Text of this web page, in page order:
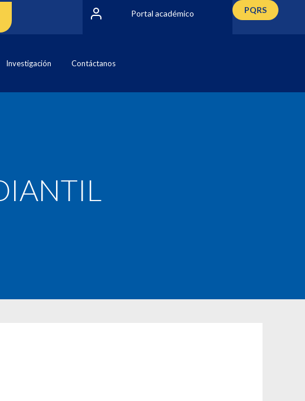
Portal académico PQRS
Investigación Contáctanos